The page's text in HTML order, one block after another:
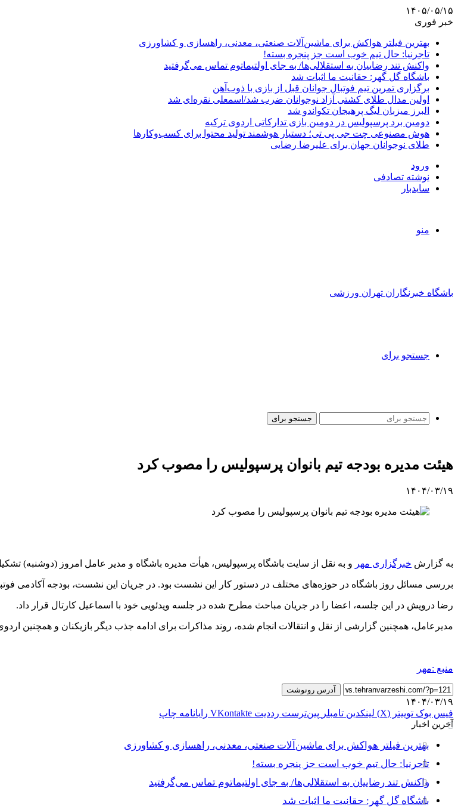
۱۴۰۵/۰۵/۱۵
خبر فوری
بهترین فیلتر هواکش برای ماشین‌آلات صنعتی، معدنی، راهسازی و کشاورزی
تاجرنیا: حال تیم خوب است جز پنجره بسته!
واکنش تند رضاییان به استقلالی‌ها/ به جای اولتیماتوم تماس می‌گرفتید
باشگاه گل گهر: حقانیت ما اثبات شد
برگزاری تمرین تیم فوتبال جوانان قبل از بازی با ذوب‌آهن
اولین مدال طلای کشتی آزاد نوجوانان ضرب شد/اسمعلی نقره‌ای شد
البرز میزبان لیگ پرهیجان تکواندو شد
دومین برد پرسپولیس در دومین بازی تدارکاتی اردوی ترکیه
هوش مصنوعی چت جی پی تی؛ دستیار هوشمند تولید محتوا برای کسب‌وکارها
طلای نوجوانان جهان برای علیرضا رضایی
ورود
نوشته تصادفی
سایدبار
منو
باشگاه خبرنگاران تهران ورزشی
جستجو برای
جستجو برای
هیئت مدیره بودجه تیم بانوان پرسپولیس را مصوب کرد
۱۴۰۴/۰۳/۱۹
به گزارش خبرگزاری مهر و به نقل از سایت باشگاه پرسپولیس، هیأت مدیره باشگاه و مدیر عامل امروز (دوشنبه)
بررسی مسائل روز باشگاه در حوزه‌های مختلف در دستور کار این نشست بود. در جریان این نشست، بودجه آکادمی
رضا درویش در این جلسه، اعضا را در جریان مباحث مطرح شده در جلسه ویدئویی خود با اسماعیل کارتال قرار داد.
مدیرعامل، همچنین گزارشی از نقل و انتقالات انجام شده، روند مذاکرات برای ادامه جذب دیگر بازیکنان و همچنین
منبع :مهر
آدرس رونوشت
۱۴۰۴/۰۳/۱۹
فیس بوک توییتر (X) لینکدین ‫تامبلر ‫پین‌ترست ‫رددیت ‫VKontakte رایانامه چاپ
آخرین اخبار
بهترین فیلتر هواکش برای ماشین‌آلات صنعتی، معدنی، راهسازی و کشاورزی
تاجرنیا: حال تیم خوب است جز پنجره بسته!
واکنش تند رضاییان به استقلالی‌ها/ به جای اولتیماتوم تماس می‌گرفتید
باشگاه گل گهر: حقانیت ما اثبات شد